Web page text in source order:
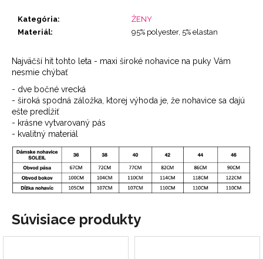
Kategória:
ŽENY
Materiál: 95% polyester, 5% elastan
Najväčší hit tohto leta - maxi široké nohavice na puky Vám
nesmie chýbať
- dve bočné vrecká
- široká spodná záložka, ktorej výhoda je, že nohavice sa dajú
ešte predĺžiť
- krásne vytvarovaný pás
- kvalitný materiál
Súvisiace produkty